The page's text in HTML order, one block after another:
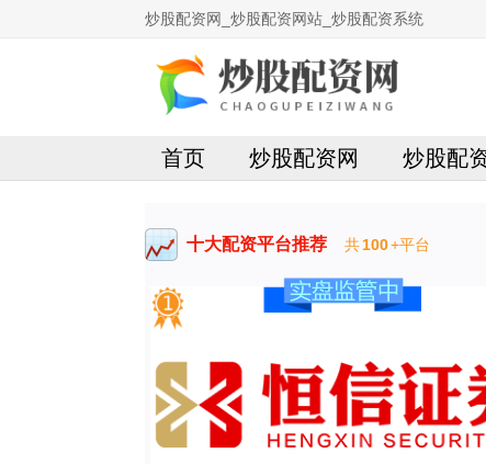
炒股配资网_炒股配资网站_炒股配资系统
首页 炒股配资网 炒股配
十大配资平台推荐 共100+平台